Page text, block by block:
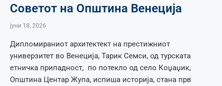
Советот на Општина Венеција
јуни 18, 2026
Дипломираниот архитектект на престижниот
универзитет во Венеција, Тарик Семси, од турската
етничка припадност, по потекло од село Коџаџик,
Општина Центар Жупа, испиша историја, стана прв